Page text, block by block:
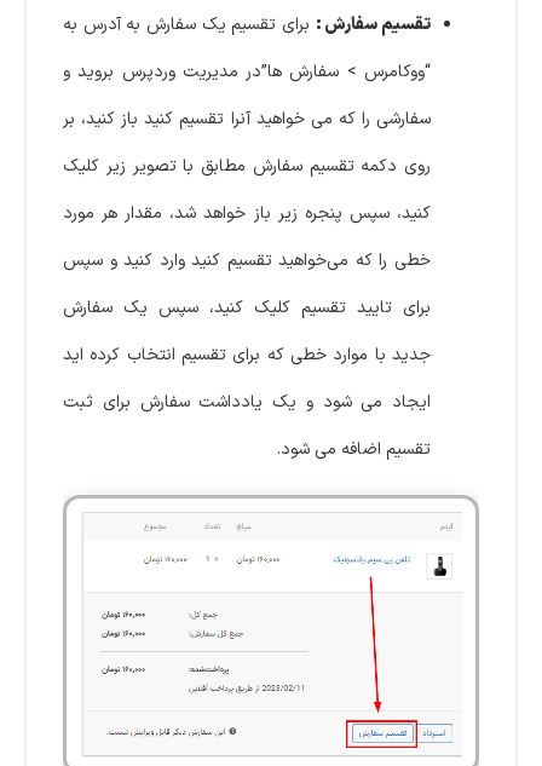
تقسیم سفارش : برای تقسیم یک سفارش به آدرس به
“ووکامرس > سفارش ها”در مدیریت وردپرس بروید و
سفارشی را که می خواهید آنرا تقسیم کنید باز کنید، بر
روی دکمه تقسیم سفارش مطابق با تصویر زیر کلیک
کنید، سپس پنجره زیر باز خواهد شد، مقدار هر مورد
خطی را که می‌خواهید تقسیم کنید وارد کنید و سپس
برای تایید تقسیم کلیک کنید، سپس یک سفارش
جدید با موارد خطی که برای تقسیم انتخاب کرده اید
ایجاد می شود و یک یادداشت سفارش برای ثبت
تقسیم اضافه می شود.